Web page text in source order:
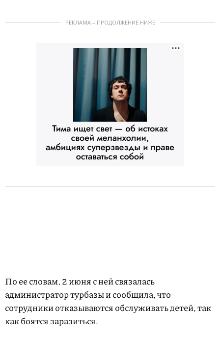
РЕКЛАМА – ПРОДОЛЖЕНИЕ НИЖЕ
По ее словам, 2 июня с ней связалась
администратор турбазы и сообщила, что
сотрудники отказываются обслуживать детей, так
как боятся заразиться.